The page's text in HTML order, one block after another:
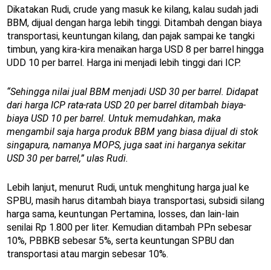
Dikatakan Rudi, crude yang masuk ke kilang, kalau sudah jadi
BBM, dijual dengan harga lebih tinggi. Ditambah dengan biaya
transportasi, keuntungan kilang, dan pajak sampai ke tangki
timbun, yang kira-kira menaikan harga USD 8 per barrel hingga
UDD 10 per barrel. Harga ini menjadi lebih tinggi dari ICP.
“Sehingga nilai jual BBM menjadi USD 30 per barrel. Didapat
dari harga ICP rata-rata USD 20 per barrel ditambah biaya-
biaya USD 10 per barrel. Untuk memudahkan, maka
mengambil saja harga produk BBM yang biasa dijual di stok
singapura, namanya MOPS, juga saat ini harganya sekitar
USD 30 per barrel,” ulas Rudi.
Lebih lanjut, menurut Rudi, untuk menghitung harga jual ke
SPBU, masih harus ditambah biaya transportasi, subsidi silang
harga sama, keuntungan Pertamina, losses, dan lain-lain
senilai Rp 1.800 per liter. Kemudian ditambah PPn sebesar
10%, PBBKB sebesar 5%, serta keuntungan SPBU dan
transportasi atau margin sebesar 10%.